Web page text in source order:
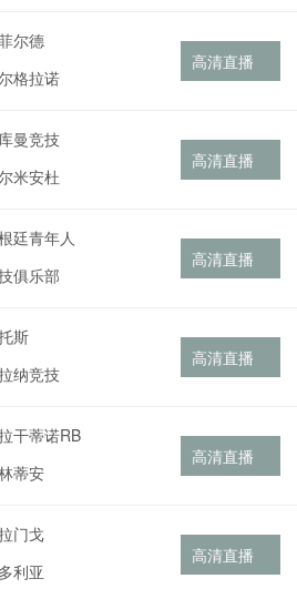
尔德
格拉诺
高清直播
曼竞技
米安杜
高清直播
廷青年人
俱乐部
高清直播
斯
纳竞技
高清直播
干蒂诺RB
蒂安
高清直播
门戈
利亚
高清直播